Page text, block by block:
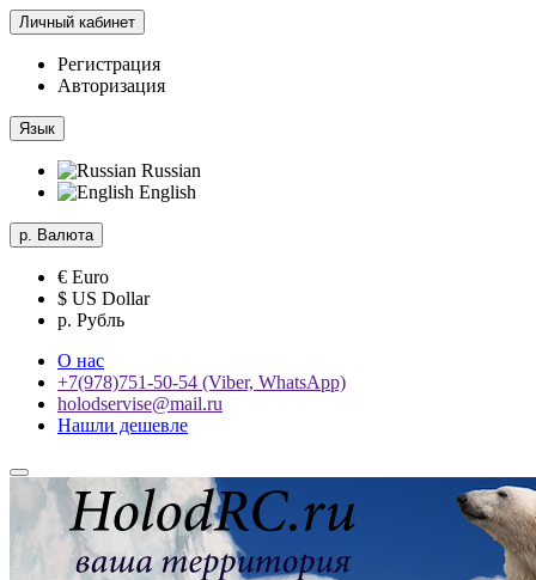
Личный кабинет
Регистрация
Авторизация
Язык
Russian
English
р. Валюта
€ Euro
$ US Dollar
р. Рубль
О нас
+7(978)751-50-54 (Viber, WhatsApp)
holodservise@mail.ru
Нашли дешевле